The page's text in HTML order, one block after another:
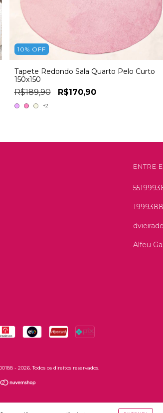
10% OFF
Tapete Redondo Sala Quarto Pelo Curto
150x150
R$189,90 R$170,90
+2
ENTRE
Alfeu
- 2026. Todos os direitos reservados.